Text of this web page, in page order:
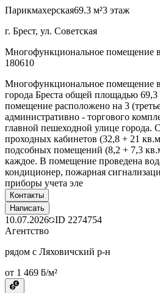
Парикмахерская69.3 м²3 этаж
г. Брест, ул. Советская
Многофункциональное помещение в
180610
Многофункциональное помещение в
города Бреста общей площадью
помещение расположено на 3
административно - торгового
главной пешеходной улице города.
проходных кабинетов (32,8 + 21
подсобных помещений (8,2 + 7,3
каждое. В помещение проведена
кондиционер, пожарная
приборы учета эле
Контакты
Написать
10.07.2026 ID 2274754
Агентство
рядом с Ляховичский р-н
от 1 469 ƃ/м²